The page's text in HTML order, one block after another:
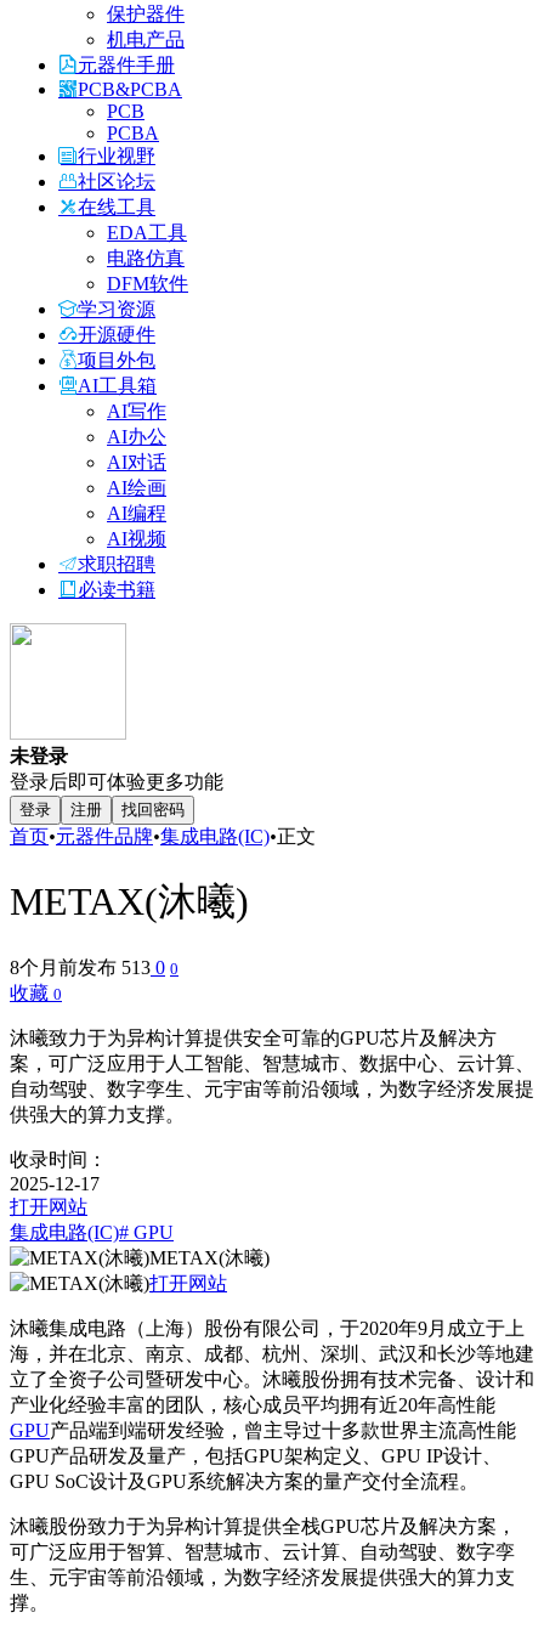
保护器件
机电产品
元器件手册
PCB&PCBA
PCB
PCBA
行业视野
社区论坛
在线工具
EDA工具
电路仿真
DFM软件
学习资源
开源硬件
项目外包
AI工具箱
AI写作
AI办公
AI对话
AI绘画
AI编程
AI视频
求职招聘
必读书籍
未登录
登录后即可体验更多功能
登录 注册 找回密码
首页•元器件品牌•集成电路(IC)•正文
METAX(沐曦)
8个月前发布 513 0 0
收藏 0
沐曦致力于为异构计算提供安全可靠的GPU芯片及解决方
案，可广泛应用于人工智能、智慧城市、数据中心、云计算、
自动驾驶、数字孪生、元宇宙等前沿领域，为数字经济发展提
供强大的算力支撑。
收录时间：
2025-12-17
打开网站
集成电路(IC)# GPU
METAX(沐曦)
打开网站
沐曦集成电路（上海）股份有限公司，于2020年9月成立于上
海，并在北京、南京、成都、杭州、深圳、武汉和长沙等地建
立了全资子公司暨研发中心。沐曦股份拥有技术完备、设计和
产业化经验丰富的团队，核心成员平均拥有近20年高性能
GPU产品端到端研发经验，曾主导过十多款世界主流高性能
GPU产品研发及量产，包括GPU架构定义、GPU IP设计、
GPU SoC设计及GPU系统解决方案的量产交付全流程。
沐曦股份致力于为异构计算提供全栈GPU芯片及解决方案，
可广泛应用于智算、智慧城市、云计算、自动驾驶、数字孪
生、元宇宙等前沿领域，为数字经济发展提供强大的算力支
撑。